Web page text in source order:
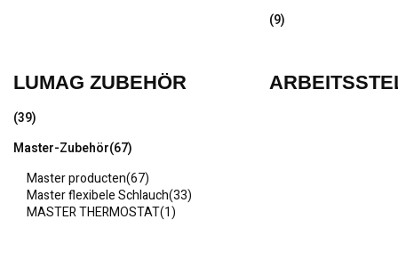
(9)
LUMAG ZUBEHÖR
(39)
Master-Zubehör(67)
Master producten(67)
Master flexibele Schlauch(33)
MASTER THERMOSTAT(1)